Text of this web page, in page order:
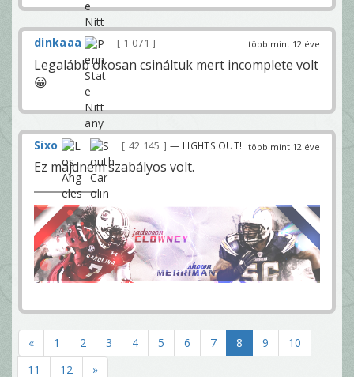
több mint 12 éve
dinkaaa 1 071
Legalább okosan csináltuk mert incomplete volt
😀
több mint 12 éve
Sixo 42 145 — LIGHTS OUT!
Ez majdnem szabályos volt.
« 1 2 3 4 5 6 7 8 9
10
11
12 »